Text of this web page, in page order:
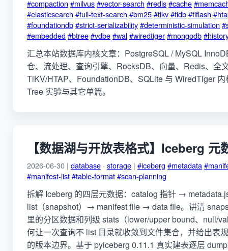
#compaction #milvus#vector-search #redis#cache
#elasticsearch #full-text-search #bm25#tikv#tidb#tiflash
#foundationdb#strict-serializability#deterministic-simulation
#embedded#btree#vdbe#wal#wiredtiger#mongodb
汇总本站数据库内核文章：PostgreSQL / MySQL
仓、流处理、查询引擎、RocksDB、向量、Redis、全
TiKV/HTAP、FoundationDB、SQLite 与 WiredTiger
Tree 实验与其它单篇。
【数据湖与开放表格式】Iceberg 元
2026-06-30 | database · storage | #iceberg #metadata
#manifest-list#table-format#scan-planning
拆解 Iceberg 的四层元数据：catalog 指针 →
list（snapshot）→ manifest file → data file。讲清
里的分区数据和列级 stats（lower/upper bound、null/
何让一次查询不 list 目录就收敛到文件集合，并给出表
的版本边界。基于 pyiceberg 0.11.1 真实建表逐层